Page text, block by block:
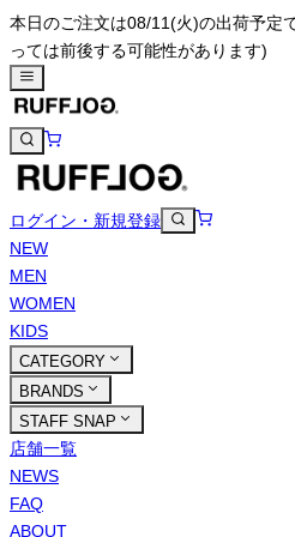
本日のご注文は08/11(火)の出荷予定
っては前後する可能性があります)
ログイン・新規登録
NEW
MEN
WOMEN
KIDS
CATEGORY
BRANDS
STAFF SNAP
店舗一覧
NEWS
FAQ
ABOUT